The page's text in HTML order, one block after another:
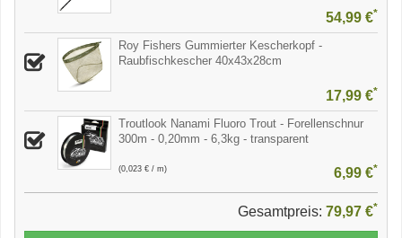
54,99 €*
Roy Fishers Gummierter Kescherkopf -
Raubfischkescher 40x43x28cm
17,99 €*
Troutlook Nanami Fluoro Trout - Forellenschnur
300m - 0,20mm - 6,3kg - transparent
(0,023 € / m) 6,99 €*
Gesamtpreis: 79,97 €*